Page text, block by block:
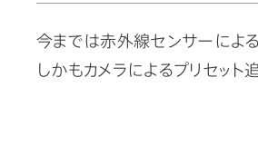
今までは赤外線センサーによ
しかもカメラによるプリセッ